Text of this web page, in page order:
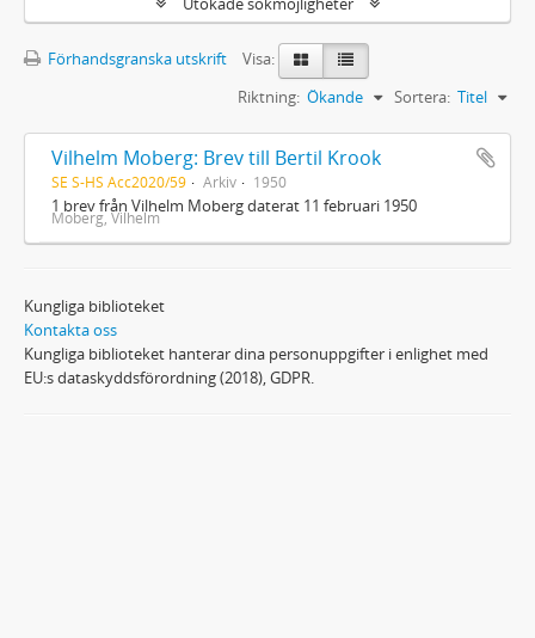
Förhandsgranska utskrift
Visa:
Sortera: Titel
Riktning: Ökande
Vilhelm Moberg: Brev till Bertil Krook
SE S-HS Acc2020/59 Arkiv 1950
1 brev från Vilhelm Moberg daterat 11 februari 1950
Moberg, Vilhelm
Kungliga biblioteket
Kontakta oss
Kungliga biblioteket hanterar dina personuppgifter i enlighet med
EU:s dataskyddsförordning (2018), GDPR.